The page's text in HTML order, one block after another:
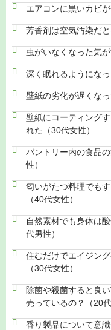
エアコンに黒いカビ
芳香剤は空気汚染だ
虫がいなくなった気
深く眠れるようになっ
壁紙の劣化が遅くな
壁紙にコーティング
れた（30代女性）
パントリー内の食品
性）
匂いがたつ料理でも
（40代女性）
自然素材でも身体は
代男性）
住むだけでエイジン
（30代女性）
除菌や殺菌すると良
売っているの？（20代
香り製品について意